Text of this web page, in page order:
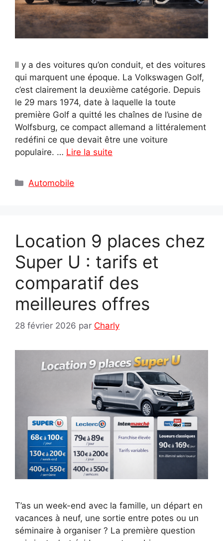
Il y a des voitures qu’on conduit, et des voitures
qui marquent une époque. La Volkswagen Golf,
c’est clairement la deuxième catégorie. Depuis
le 29 mars 1974, date à laquelle la toute
première Golf a quitté les chaînes de l’usine de
Wolfsburg, ce compact allemand a littéralement
redéfini ce que devait être une voiture
populaire. … Lire la suite
Catégories
Automobile
Location 9 places chez
Super U : tarifs et
comparatif des
meilleures offres
28 février 2026 par Charly
T’as un week-end avec la famille, un départ en
vacances à neuf, une sortie entre potes ou un
séminaire à organiser ? La première question